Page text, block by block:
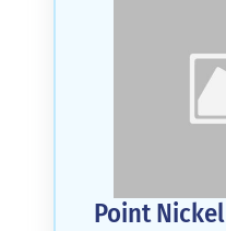
Point Nickel